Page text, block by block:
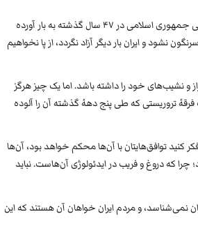
اما مبارزهٔ ما پایان نخواهد یافت. ما در برابر تمام خون‌ریزی‌هایی که رژیم تروریستی جمهوری اسلامی در ۴۷ سال گذشته به بار آورده
نشود و ایران بار دیگر آزاد نگردد، از پا نخواهیم
و نشیب‌های خود را داشته باشد. اما یک چیز هرگز
فرقهٔ تروریستی که طی پنج دههٔ گذشته آن را آلوده
کنید توافق‌هایتان با آن‌ها محکم خواهد بود، آن‌ها
چرا که دروغ و فریب در ایدئولوژی آن‌هاست. نباید
نمی‌شناسد، و مردم ایران خواهان آن هستند که این